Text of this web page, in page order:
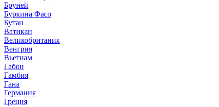
Бруней
Буркина Фасо
Бутан
Ватикан
Великобритания
Венгрия
Вьетнам
Габон
Гамбия
Гана
Германия
Греция